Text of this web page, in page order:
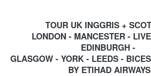
TOUR UK INGGRIS +
LONDON - MANCESTER -
EDINBURGH -
GLASGOW - YORK - LEEDS -
BY ETIHAD AIRWAYS